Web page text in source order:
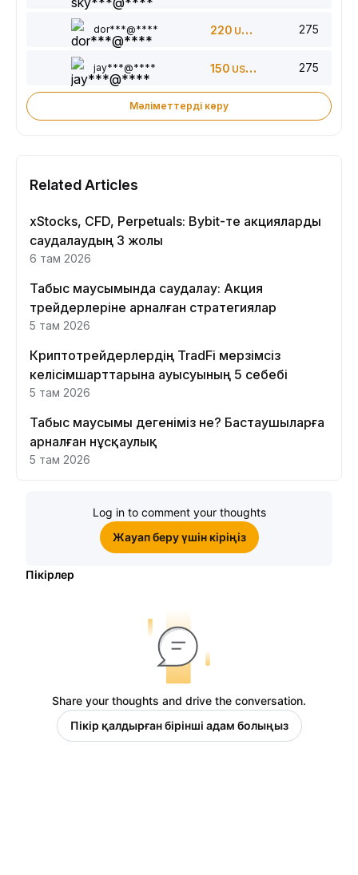
dor***@**** 220 USDT 275
jay***@**** 150 USDT 275
Мәліметтерді көру
Related Articles
xStocks, CFD, Perpetuals: Bybit-те акцияларды
саудалаудың 3 жолы
6 там 2026
Табыс маусымында саудалау: Акция
трейдерлеріне арналған стратегиялар
5 там 2026
Криптотрейдерлердің TradFi мерзімсіз
келісімшарттарына ауысуының 5 себебі
5 там 2026
Табыс маусымы дегеніміз не? Бастаушыларға
арналған нұсқаулық
5 там 2026
Log in to comment your thoughts
Жауап беру үшін кіріңіз
Пікірлер
Share your thoughts and drive the conversation.
Пікір қалдырған бірінші адам болыңыз